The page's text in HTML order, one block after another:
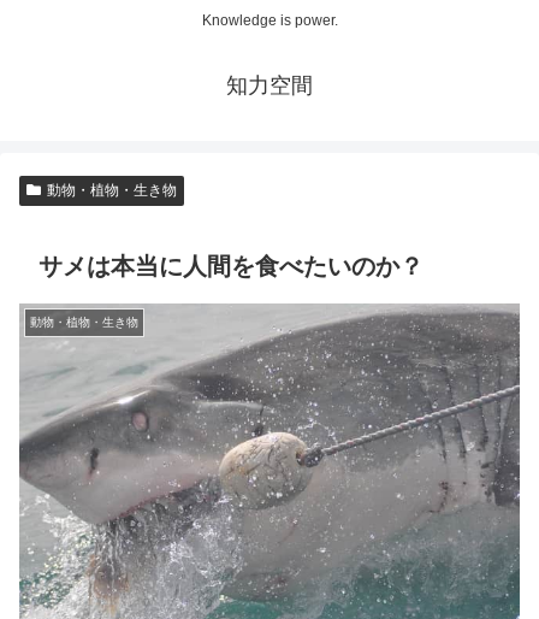
Knowledge is power.
知力空間
動物・植物・生き物
サメは本当に人間を食べたいのか？
動物・植物・生き物